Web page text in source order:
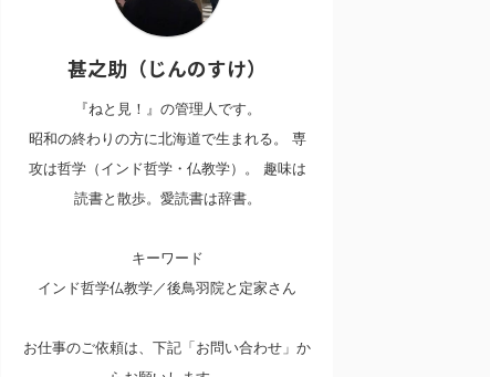
甚之助（じんのすけ）
『ねと見！』の管理人です。
昭和の終わりの方に北海道で生まれる。 専
攻は哲学（インド哲学・仏教学）。 趣味は
読書と散歩。愛読書は辞書。
キーワード
インド哲学仏教学／後鳥羽院と定家さん
お仕事のご依頼は、下記「お問い合わせ」か